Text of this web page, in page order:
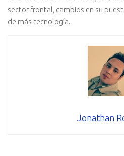
sector frontal, cambios en su
de más tecnología.
Jonathan